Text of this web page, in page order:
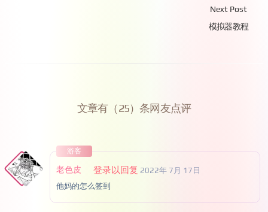
Next Post
模拟器教程
文章有（25）条网友点评
游客
登录以回复
老色皮
2022年 7月 17日
他妈的怎么签到